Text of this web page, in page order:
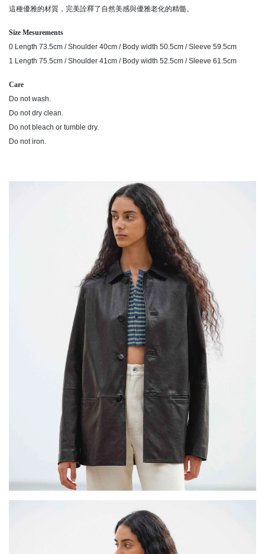
這種優雅的材質，完美詮釋了自然美感與優雅老化的精髓。
Size Mesurements
0 Length 73.5cm / Shoulder 40cm / Body width 50.5cm / Sleeve 59.5cm
1 Length 75.5cm / Shoulder 41cm / Body width 52.5cm / Sleeve 61.5cm
Care
Do not wash.
Do not dry clean.
Do not bleach or tumble dry.
Do not iron.